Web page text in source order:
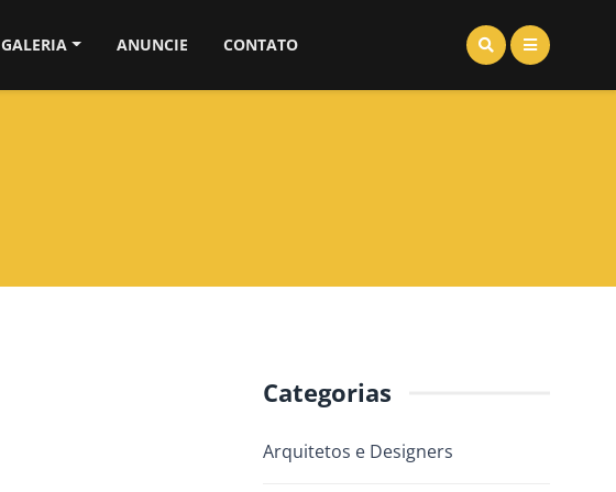
GALERIA ANUNCIE CONTATO
Categorias
Arquitetos e Designers